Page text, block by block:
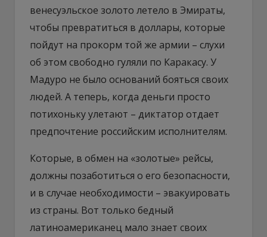
венесуэльское золото летело в Эмираты,
чтобы превратиться в доллары, которые
пойдут на прокорм той же армии – слухи
об этом свободно гуляли по Каракасу. У
Мадуро не было оснований бояться своих
людей. А теперь, когда деньги просто
потихоньку улетают – диктатор отдает
предпочтение российским исполнителям.
Которые, в обмен на «золотые» рейсы,
должны позаботиться о его безопасности,
и в случае необходимости – эвакуировать
из страны. Вот только бедный
латиноамериканец мало знает своих